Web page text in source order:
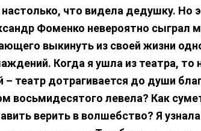
настолько, что видела дедушку. Но
Фоменко невероятно сыграл
выкинуть из своей жизни
Когда я ушла из театра,
– театр дотрагивается до души
восьмидесятого левела? Как
верить в волшебство? Я